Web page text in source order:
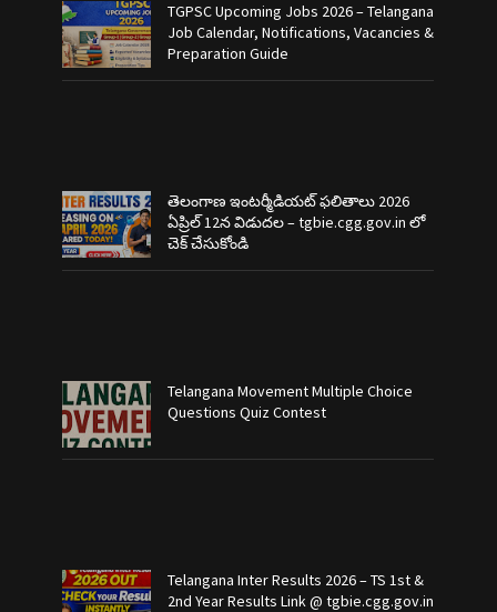
TGPSC Upcoming Jobs 2026 – Telangana
Job Calendar, Notifications, Vacancies &
Preparation Guide
తెలంగాణ ఇంటర్మీడియట్ ఫలితాలు 2026
ఏప్రిల్ 12న విడుదల – tgbie.cgg.gov.in లో
చెక్ చేసుకోండి
Telangana Movement Multiple Choice
Questions Quiz Contest
Telangana Inter Results 2026 – TS 1st &
2nd Year Results Link @ tgbie.cgg.gov.in